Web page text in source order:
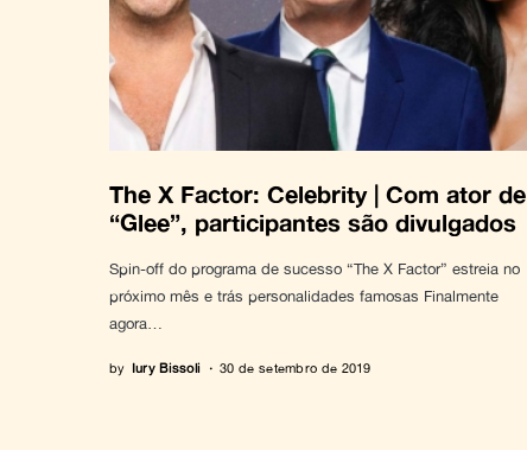
The X Factor: Celebrity | Com ator de
“Glee”, participantes são divulgados
Spin-off do programa de sucesso “The X Factor” estreia no
próximo mês e trás personalidades famosas Finalmente
agora…
by Iury Bissoli 30 de setembro de 2019